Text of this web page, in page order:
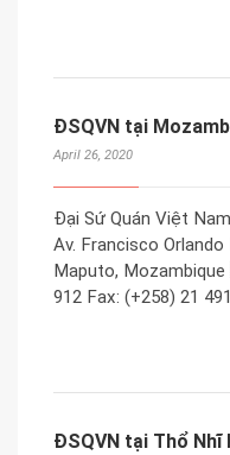
ĐSQVN tại
April 26, 2020
Đại Sứ Quán Việt
Av. Francisco
Maputo,
912 Fax: (+258) 21
ĐSQVN tại Thổ